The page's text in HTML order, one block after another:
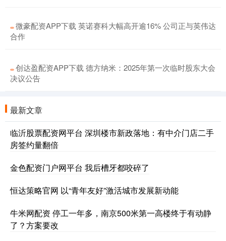
微豪配资APP下载 英诺赛科大幅高开逾16% 公司正与英伟达
合作
创达盈配资APP下载 德方纳米：2025年第一次临时股东大会
决议公告
最新文章
临沂股票配资网平台 深圳楼市新政落地：有中介门店二手
房签约量翻倍
金色配资门户网平台 我后槽牙都咬碎了
恒达策略官网 以“青年友好”激活城市发展新动能
牛米网配资 停工一年多，南京500米第一高楼终于有动静
了？方案要改